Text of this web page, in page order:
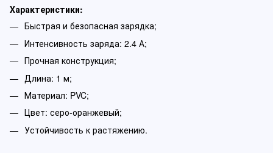
Характеристики:
​​Быстрая и безопасная зарядка;
Интенсивность заряда: 2.4 А;
Прочная конструкция;
Длина: 1 м;
Материал: PVC;
Цвет: серо-оранжевый;
Устойчивость к растяжению.